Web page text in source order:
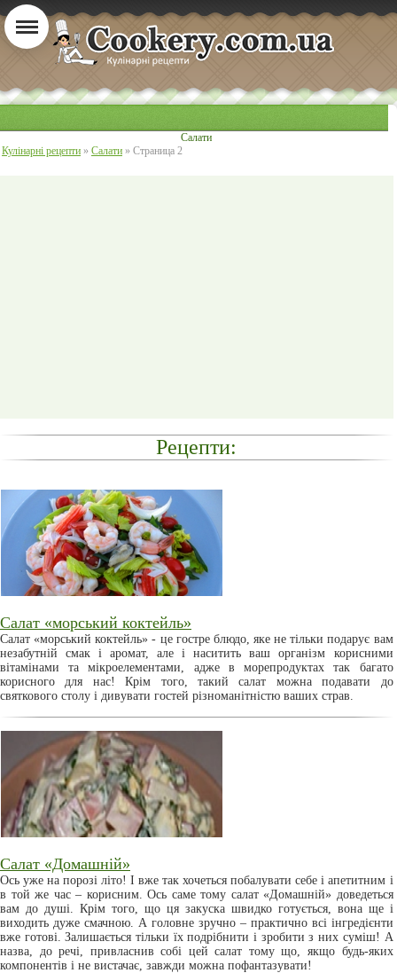
Салати
Кулінарні рецепти » Салати » Страница 2
Рецепти:
Салат «морський коктейль»
Салат «морський коктейль» - це гостре блюдо, яке не тільки подарує вам
незабутній смак і аромат, але і наситить ваш організм корисними
вітамінами та мікроелементами, адже в морепродуктах так багато
корисного для нас! Крім того, такий салат можна подавати до
святкового столу і дивувати гостей різноманітністю ваших страв.
Салат «Домашній»
Ось уже на порозі літо! І вже так хочеться побалувати себе і апетитним і
в той же час – корисним. Ось саме тому салат «Домашній» доведеться
вам до душі. Крім того, що ця закуска швидко готується, вона ще і
виходить дуже смачною. А головне зручно – практично всі інгредієнти
вже готові. Залишається тільки їх подрібнити і зробити з них суміш! А
назва, до речі, привласнив собі цей салат тому що, якщо будь-яких
компонентів і не вистачає, завжди можна пофантазувати!